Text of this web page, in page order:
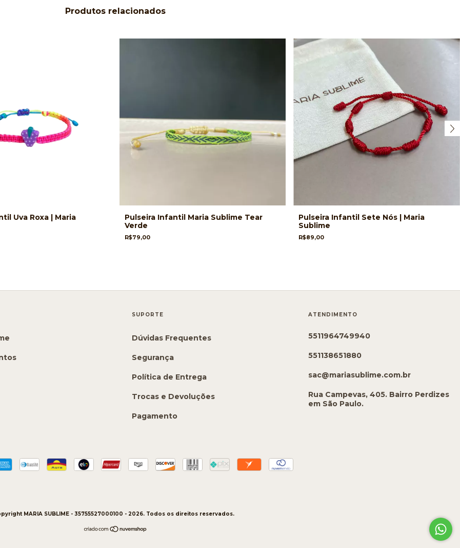
Produtos relacionados
Uva Roxa | Maria
Pulseira Infantil Maria Sublime Tear
Verde
R$79,00
Pulseira Infantil Sete Nós | Maria
Sublime
R$89,00
SUPORTE
Dúvidas Frequentes
Segurança
Política de Entrega
Trocas e Devoluções
Pagamento
ATENDIMENTO
5511964749940
551138651880
sac@mariasublime.com.br
Rua Campevas, 405. Bairro Perdizes
em São Paulo.
MARIA SUBLIME - 35755527000100 - 2026. Todos os direitos reservados.